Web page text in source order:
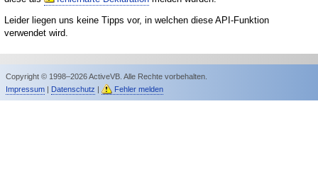
Leider liegen uns keine Tipps vor, in welchen diese API-Funktion
verwendet wird.
Copyright © 1998–2026 ActiveVB. Alle Rechte vorbehalten.
Impressum| Datenschutz | Fehler melden